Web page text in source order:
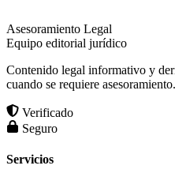
Asesoramiento Legal
Equipo editorial jurídico
Contenido legal informativo y
cuando se requiere asesoramiento.
Verificado
Seguro
Servicios